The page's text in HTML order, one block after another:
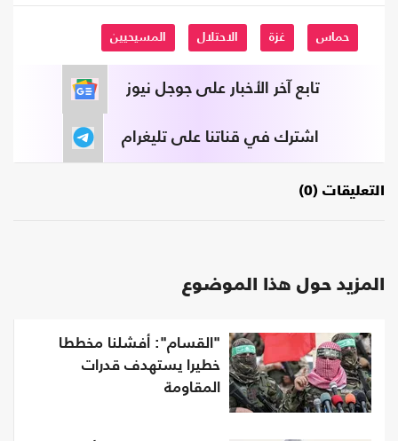
حماس غزة الاحتلال المسيحيين
تابع آخر الأخبار على جوجل نيوز
اشترك في قناتنا على تليغرام
التعليقات (0)
المزيد حول هذا الموضوع
"القسام": أفشلنا مخططا
خطيرا يستهدف قدرات
المقاومة